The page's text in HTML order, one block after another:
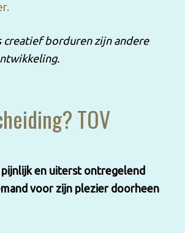
creatief borduren zijn andere
TOV
pijnlijk en uiterst ontregelend
voor zijn plezier doorheen